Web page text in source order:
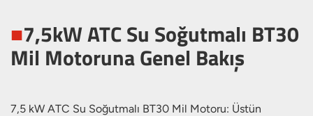
■7,5kW ATC Su Soğutmalı BT30
Mil Motoruna Genel Bakış
7,5 kW ATC Su Soğutmalı BT30 Mil Motoru: Üstün